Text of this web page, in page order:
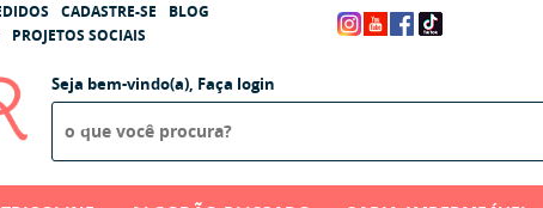
CADASTRE-SE
BLOG
PROJETOS SOCIAIS
Seja bem-vindo(a), Faça login